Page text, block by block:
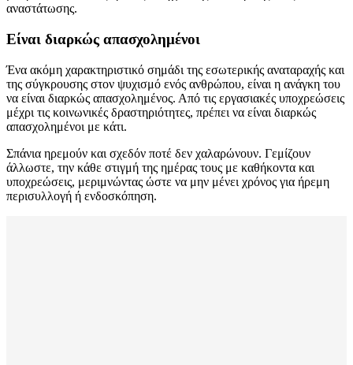
αναστάτωσης.
Είναι διαρκώς απασχολημένοι
Ένα ακόμη χαρακτηριστικό σημάδι της εσωτερικής αναταραχής και
της σύγκρουσης στον ψυχισμό ενός ανθρώπου, είναι η ανάγκη του
να είναι διαρκώς απασχολημένος. Από τις εργασιακές υποχρεώσεις
μέχρι τις κοινωνικές δραστηριότητες, πρέπει να είναι διαρκώς
απασχολημένοι με κάτι.
Σπάνια ηρεμούν και σχεδόν ποτέ δεν χαλαρώνουν. Γεμίζουν
άλλωστε, την κάθε στιγμή της ημέρας τους με καθήκοντα και
υποχρεώσεις, μεριμνώντας ώστε να μην μένει χρόνος για ήρεμη
περισυλλογή ή ενδοσκόπηση.